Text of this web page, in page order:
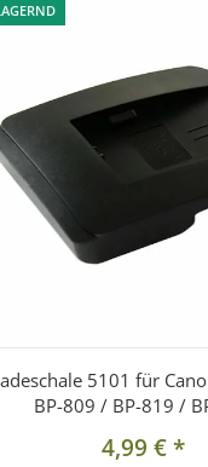
5101 für
BP-809 / BP-819 /
4,99 €*